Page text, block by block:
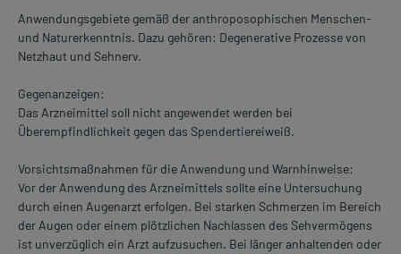
Anwendungsgebiete gemäß der anthroposophischen Menschen-
und Naturerkenntnis. Dazu gehören: Degenerative Prozesse von
Netzhaut und Sehnerv.
Gegenanzeigen:
Das Arzneimittel soll nicht angewendet werden bei
Überempfindlichkeit gegen das Spendertiereiweiß.
Vorsichtsmaßnahmen für die Anwendung und Warnhinweise:
Vor der Anwendung des Arzneimittels sollte eine Untersuchung
durch einen Augenarzt erfolgen. Bei starken Schmerzen im Bereich
der Augen oder einem plötzlichen Nachlassen des Sehvermögens
ist unverzüglich ein Arzt aufzusuchen. Bei länger anhaltenden oder